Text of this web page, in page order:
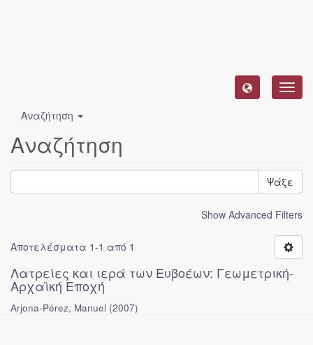
Αναζήτηση
Αναζήτηση
Ψάξε
Show Advanced Filters
Αποτελέσματα 1-1 από 1
Λατρείες και ιερά των Ευβοέων: Γεωμετρική-
Αρχαϊκή Εποχή
Arjona-Pérez, Manuel (2007)